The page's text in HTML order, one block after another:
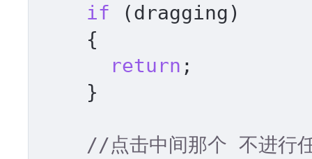
if (dragging)
return ;
//点击中间那个 不进行